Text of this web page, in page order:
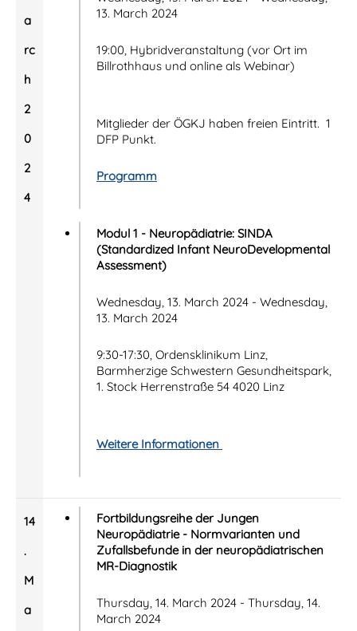
a
rc
h
2
0
2
4
13. March 2024
19:00, Hybridveranstaltung (vor Ort im
Billrothhaus und online als Webinar)
Mitglieder der ÖGKJ haben freien Eintritt. 1
DFP Punkt.
Programm
Modul 1 - Neuropädiatrie: SINDA
(Standardized Infant NeuroDevelopmental
Assessment)
Wednesday, 13. March 2024 - Wednesday,
13. March 2024
9:30-17:30, Ordensklinikum Linz,
Barmherzige Schwestern Gesundheitspark,
1. Stock Herrenstraße 54 4020 Linz
Weitere Informationen
14
.
M
a
Fortbildungsreihe der Jungen
Neuropädiatrie - Normvarianten und
Zufallsbefunde in der neuropädiatrischen
MR-Diagnostik
Thursday, 14. March 2024 - Thursday, 14.
March 2024